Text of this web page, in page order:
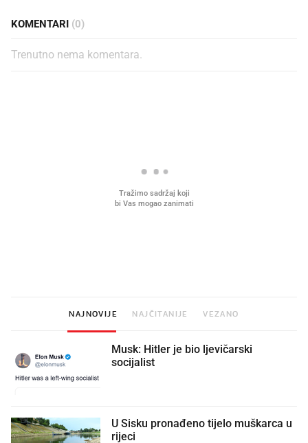
KOMENTARI (0)
Trenutno nema komentara.
NAJNOVIJE NAJČITANIJE VEZANO
Musk: Hitler je bio ljevičarski
socijalist
U Sisku pronađeno tijelo muškarca u
rijeci